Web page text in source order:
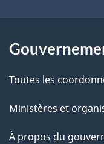
Toutes les
Ministères et
À propos du